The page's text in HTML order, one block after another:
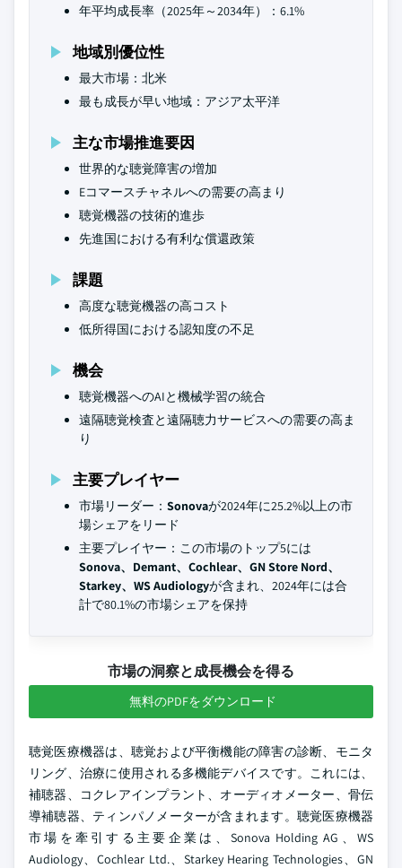
年平均成長率（2025年～2034年）：6.1%
地域別優位性
最大市場：北米
最も成長が早い地域：アジア太平洋
主な市場推進要因
世界的な聴覚障害の増加
Eコマースチャネルへの需要の高まり
聴覚機器の技術的進歩
先進国における有利な償還政策
課題
高度な聴覚機器の高コスト
低所得国における認知度の不足
機会
聴覚機器へのAIと機械学習の統合
遠隔聴覚検査と遠隔聴力サービスへの需要の高ま
り
主要プレイヤー
市場リーダー： Sonovaが2024年に25.2%以上の市
場シェアをリード
主要プレイヤー：この市場のトップ5には
Sonova、Demant、Cochlear、GN Store Nord、
Starkey、WS Audiologyが含まれ、2024年には合
計で80.1%の市場シェアを保持
市場の洞察と成長機会を得る
無料のPDFをダウンロード
聴覚医療機器は、聴覚および平衡機能の障害の診断、モニタ
リング、治療に使用される多機能デバイスです。これには、
補聴器、コクレアインプラント、オーディオメーター、骨伝
導補聴器、ティンパノメーターが含まれます。聴覚医療機器
市場を牽引する主要企業は、Sonova Holding AG、WS
Audiology、Cochlear Ltd.、Starkey Hearing Technologies、GN